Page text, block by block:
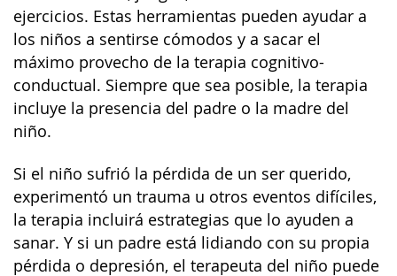
ejercicios. Estas herramientas pueden ayudar a
los niños a sentirse cómodos y a sacar el
máximo provecho de la terapia cognitivo-
conductual. Siempre que sea posible, la terapia
incluye la presencia del padre o la madre del
niño.
Si el niño sufrió la pérdida de un ser querido,
experimentó un trauma u otros eventos difíciles,
la terapia incluirá estrategias que lo ayuden a
sanar. Y si un padre está lidiando con su propia
pérdida o depresión, el terapeuta del niño puede